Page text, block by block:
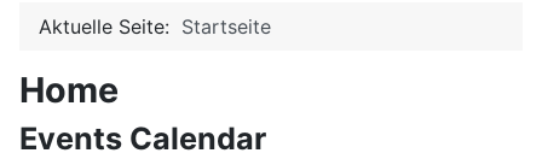
Aktuelle Seite: Startseite
Home
Events Calendar